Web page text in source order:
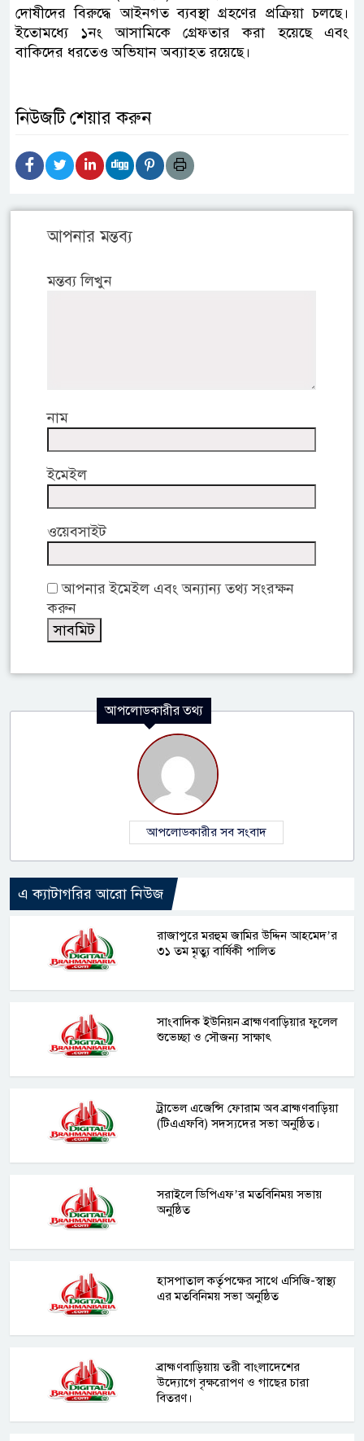
দোষীদের বিরুদ্ধে আইনগত ব্যবস্থা গ্রহণের প্রক্রিয়া চলছে।
ইতোমধ্যে ১নং আসামিকে গ্রেফতার করা হয়েছে এবং
বাকিদের ধরতেও অভিযান অব্যাহত রয়েছে।
নিউজটি শেয়ার করুন
আপনার মন্তব্য
মন্তব্য লিখুন
নাম
ইমেইল
ওয়েবসাইট
আপনার ইমেইল এবং অন্যান্য তথ্য সংরক্ষন
করুন
আপলোডকারীর তথ্য
আপলোডকারীর সব সংবাদ
এ ক্যাটাগরির আরো নিউজ
রাজাপুরে মরহুম জামির উদ্দিন আহমেদ’র
৩১ তম মৃত্যু বার্ষিকী পালিত
সাংবাদিক ইউনিয়ন ব্রাহ্মণবাড়িয়ার ফুলেল
শুভেচ্ছা ও সৌজন্য সাক্ষাৎ
ট্রাভেল এজেন্সি ফোরাম অব ব্রাহ্মণবাড়িয়া
(টিএএফবি) সদস্যদের সভা অনুষ্ঠিত।
সরাইলে ডিপিএফ’র মতবিনিময় সভায়
অনুষ্ঠিত
হাসপাতাল কর্তৃপক্ষের সাথে এসিজি-স্বাস্থ্য
এর মতবিনিময় সভা অনুষ্ঠিত
ব্রাহ্মণবাড়িয়ায় তরী বাংলাদেশের
উদ্যোগে বৃক্ষরোপণ ও গাছের চারা
বিতরণ।